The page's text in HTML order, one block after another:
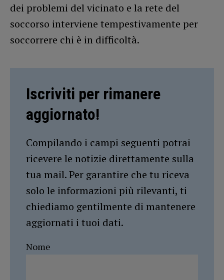
dei problemi del vicinato e la rete del
soccorso interviene tempestivamente per
soccorrere chi è in difficoltà.
Iscriviti per rimanere
aggiornato!
Compilando i campi seguenti potrai
ricevere le notizie direttamente sulla
tua mail. Per garantire che tu riceva
solo le informazioni più rilevanti, ti
chiediamo gentilmente di mantenere
aggiornati i tuoi dati.
Nome